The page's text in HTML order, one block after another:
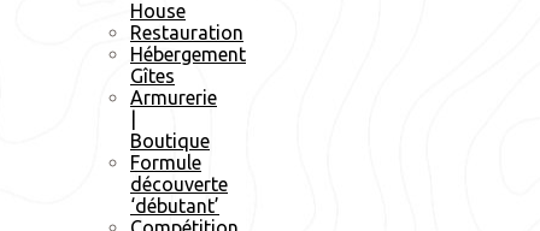
House
Restauration
Hébergement
Gîtes
Armurerie
Boutique
Formule
découverte
‘débutant’